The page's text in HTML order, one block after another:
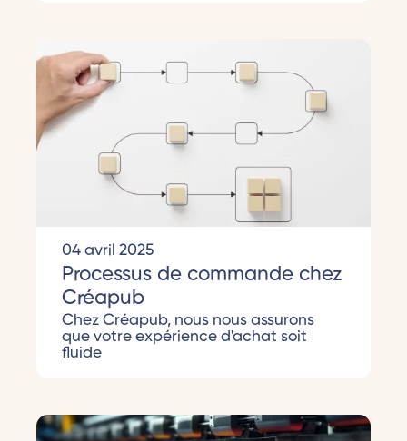
04 avril 2025
Processus de commande chez
Créapub
Chez Créapub, nous nous assurons
que votre expérience d'achat soit
fluide